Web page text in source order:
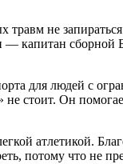
не запираться
— капитан сборной
для людей с
стоит. Он
атлетикой.
потому что не